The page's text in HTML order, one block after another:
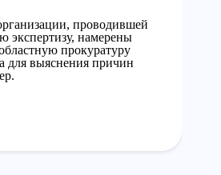
проводившей
экспертизу, намерены
прокуратуру
для выяснения причин